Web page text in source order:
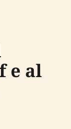
e al